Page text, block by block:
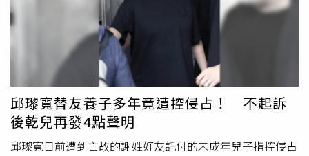
是你兒子的名字，那孩子女生生的，女生養的！憑什麼不是
跟女生姓」、「妳兒子有妳真好，有個窮鬼又會吸血的
媽」、「要幫助沒有，扯後腿倒是真的，你這種人不要把你
自己不順的婚姻跟三觀灌輸在自己兒子的婚姻家庭上」、
「買了房子讓女方有遮風避雨的地方很了不起是不是？女方
冒著生命危險生了個孩子更偉大啦」、「孫子不是你生的，
房貸也不是你在繳的，意見還那麼多，你還有孫子簡直沒天
理。」也有人認為貼文是丈夫假裝成婆婆在抱怨，「這口吻
一副媽寶巨嬰男，還拿媽媽出來檔嗎？」
邱瓈寬替友養子多年竟遭控侵占！ 不起訴
後乾兒再發4點聲明
邱瓈寬日前遭到亡故的謝姓好友託付的未成年兒子指控侵占